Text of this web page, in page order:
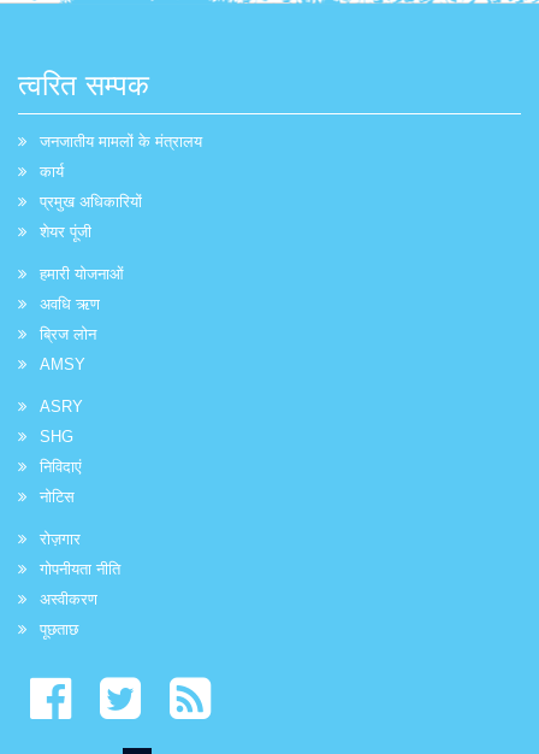
त्वरित सम्पक
जनजातीय मामलों के मंत्रालय
कार्य
प्रमुख अधिकारियों
शेयर पूंजी
हमारी योजनाओं
अवधि ऋण
ब्रिज लोन
AMSY
ASRY
SHG
निविदाएं
नोटिस
रोज़गार
गोपनीयता नीति
अस्वीकरण
पूछताछ